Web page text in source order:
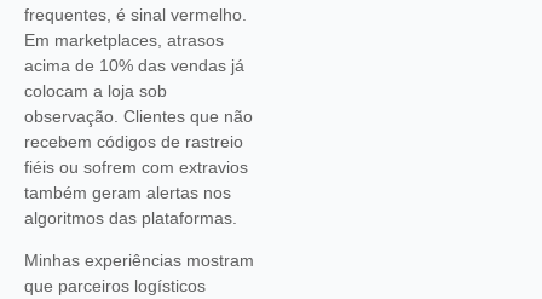
frequentes, é sinal vermelho.
Em marketplaces, atrasos
acima de 10% das vendas já
colocam a loja sob
observação. Clientes que não
recebem códigos de rastreio
fiéis ou sofrem com extravios
também geram alertas nos
algoritmos das plataformas.
Minhas experiências mostram
que parceiros logísticos